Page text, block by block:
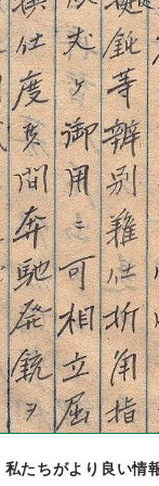
私たちがより良い情